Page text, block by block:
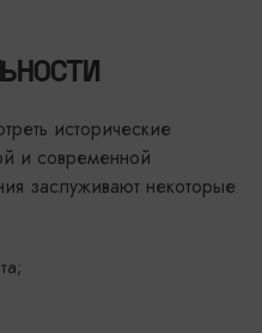
исторические
и современной
заслуживают некоторые